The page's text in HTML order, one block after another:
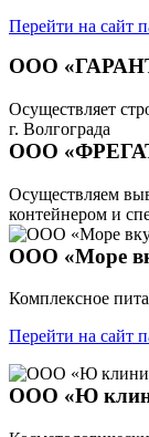
Перейти на сайт
ООО
Осуществляет
г. Волгограда
ООО
Осуществляем
контейнером и
ООО «Море
Комплексное
Перейти на сайт
ООО «Ю